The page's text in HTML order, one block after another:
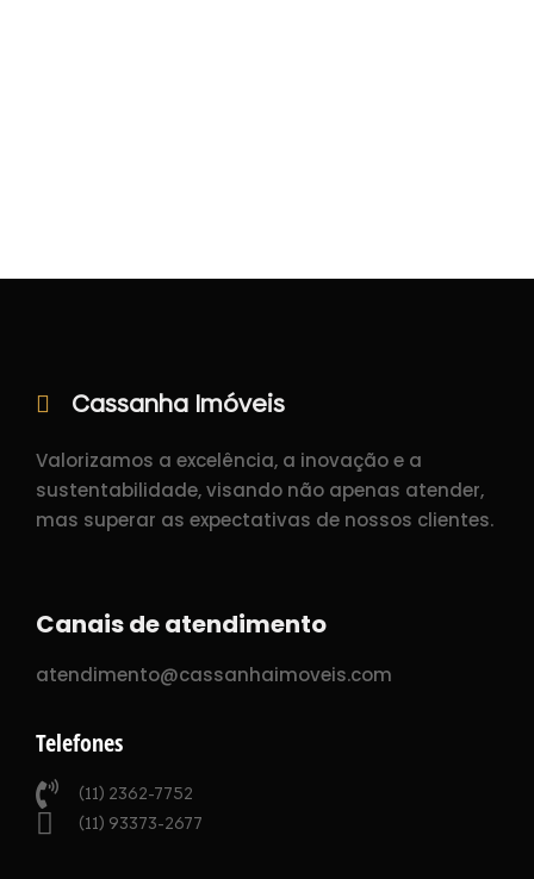
Cassanha Imóveis
Valorizamos a excelência, a inovação e a
sustentabilidade, visando não apenas atender,
mas superar as expectativas de nossos clientes.
Canais de atendimento
atendimento@cassanhaimoveis.com
Telefones
(11) 2362-7752
(11) 93373-2677